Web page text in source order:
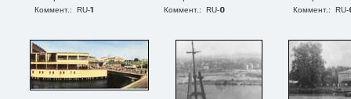
Коммент.: RU-1 Коммент.: RU-0 Коммент.: RU-